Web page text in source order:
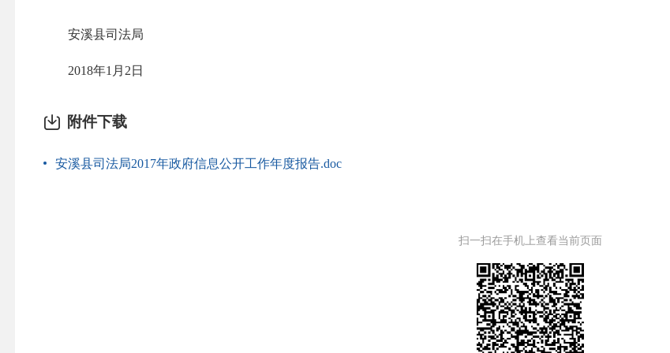
安溪县司法局
2018年1月2日
附件下载
安溪县司法局2017年政府信息公开工作年度报告.doc
扫一扫在手机上查看当前页面